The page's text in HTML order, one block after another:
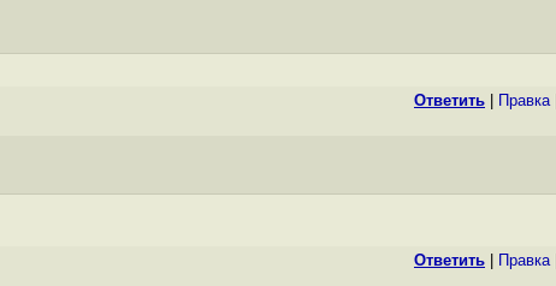
Ответить Правка|
Ответить Правка|